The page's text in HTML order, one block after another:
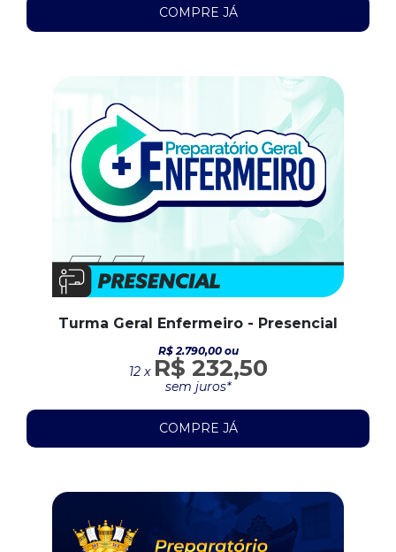
COMPRE JÁ
Turma Geral Enfermeiro - Presencial
R$ 2.790,00 ou
12 x R$ 232,50
sem juros*
COMPRE JÁ